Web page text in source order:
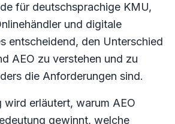
für deutschsprachige KMU,
und digitale
entscheidend, den Unterschied
AEO zu verstehen und zu
die Anforderungen sind.
wird erläutert, warum AEO
gewinnt, welche